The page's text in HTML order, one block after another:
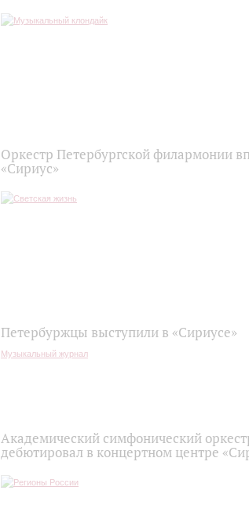
Оркестр Петербургской филармонии
«Сириус»
Петербуржцы выступили в «Сириусе»
Музыкальный журнал
Академический симфонический
дебютировал в концертном центре